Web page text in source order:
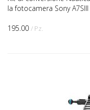
195.00 / Pz.
la fotocamera Sony A7SIII